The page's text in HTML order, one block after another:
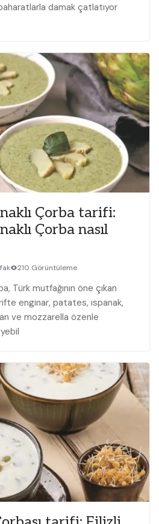
damak çatlatıyor
Çorba tarifi:
Çorba nasıl
210 Görüntüleme
Türk mutfağının öne çıkan
enginar, patates, ıspanak,
ve mozzarella özenle